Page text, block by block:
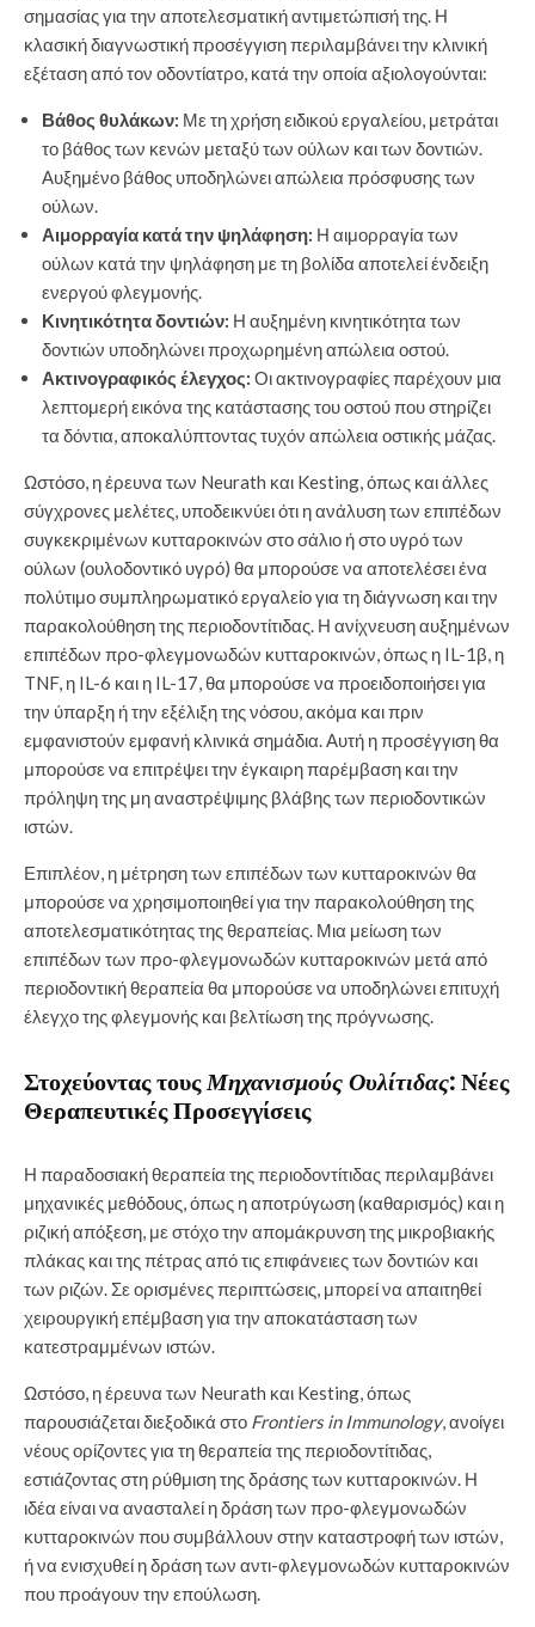
σημασίας για την αποτελεσματική αντιμετώπισή της. Η
κλασική διαγνωστική προσέγγιση περιλαμβάνει την κλινική
εξέταση από τον οδοντίατρο, κατά την οποία αξιολογούνται:
Βάθος θυλάκων: Με τη χρήση ειδικού εργαλείου, μετράται
το βάθος των κενών μεταξύ των ούλων και των δοντιών.
Αυξημένο βάθος υποδηλώνει απώλεια πρόσφυσης των
ούλων.
Αιμορραγία κατά την ψηλάφηση: Η αιμορραγία των
ούλων κατά την ψηλάφηση με τη βολίδα αποτελεί ένδειξη
ενεργού φλεγμονής.
Κινητικότητα δοντιών: Η αυξημένη κινητικότητα των
δοντιών υποδηλώνει προχωρημένη απώλεια οστού.
Ακτινογραφικός έλεγχος: Οι ακτινογραφίες παρέχουν μια
λεπτομερή εικόνα της κατάστασης του οστού που στηρίζει
τα δόντια, αποκαλύπτοντας τυχόν απώλεια οστικής μάζας.
Ωστόσο, η έρευνα των Neurath και Kesting, όπως και άλλες
σύγχρονες μελέτες, υποδεικνύει ότι η ανάλυση των επιπέδων
συγκεκριμένων κυτταροκινών στο σάλιο ή στο υγρό των
ούλων (ουλοδοντικό υγρό) θα μπορούσε να αποτελέσει ένα
πολύτιμο συμπληρωματικό εργαλείο για τη διάγνωση και την
παρακολούθηση της περιοδοντίτιδας. Η ανίχνευση αυξημένων
επιπέδων προ-φλεγμονωδών κυτταροκινών, όπως η IL-1β, η
TNF, η IL-6 και η IL-17, θα μπορούσε να προειδοποιήσει για
την ύπαρξη ή την εξέλιξη της νόσου, ακόμα και πριν
εμφανιστούν εμφανή κλινικά σημάδια. Αυτή η προσέγγιση θα
μπορούσε να επιτρέψει την έγκαιρη παρέμβαση και την
πρόληψη της μη αναστρέψιμης βλάβης των περιοδοντικών
ιστών.
Επιπλέον, η μέτρηση των επιπέδων των κυτταροκινών θα
μπορούσε να χρησιμοποιηθεί για την παρακολούθηση της
αποτελεσματικότητας της θεραπείας. Μια μείωση των
επιπέδων των προ-φλεγμονωδών κυτταροκινών μετά από
περιοδοντική θεραπεία θα μπορούσε να υποδηλώνει επιτυχή
έλεγχο της φλεγμονής και βελτίωση της πρόγνωσης.
Στοχεύοντας τουςΜηχανισμούς Ουλίτιδας: Νέες
Θεραπευτικές Προσεγγίσεις
Η παραδοσιακή θεραπεία της περιοδοντίτιδας περιλαμβάνει
μηχανικές μεθόδους, όπως η αποτρύγωση (καθαρισμός) και η
ριζική απόξεση, με στόχο την απομάκρυνση της μικροβιακής
πλάκας και της πέτρας από τις επιφάνειες των δοντιών και
των ριζών. Σε ορισμένες περιπτώσεις, μπορεί να απαιτηθεί
χειρουργική επέμβαση για την αποκατάσταση των
κατεστραμμένων ιστών.
Ωστόσο, η έρευνα των Neurath και Kesting, όπως
παρουσιάζεται διεξοδικά στο Frontiers in Immunology, ανοίγει
νέους ορίζοντες για τη θεραπεία της περιοδοντίτιδας,
εστιάζοντας στη ρύθμιση της δράσης των κυτταροκινών. Η
ιδέα είναι να ανασταλεί η δράση των προ-φλεγμονωδών
κυτταροκινών που συμβάλλουν στην καταστροφή των ιστών,
ή να ενισχυθεί η δράση των αντι-φλεγμονωδών κυτταροκινών
που προάγουν την επούλωση.